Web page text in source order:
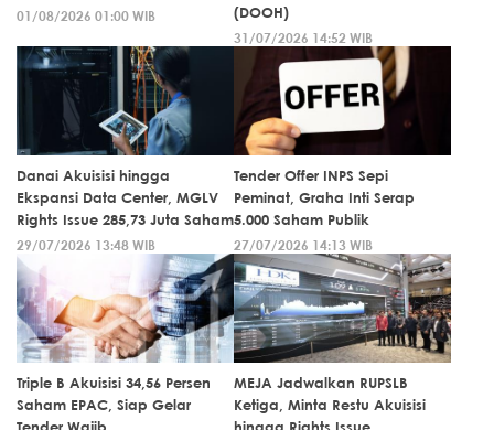
01/08/2026 01:00 WIB
(DOOH)
31/07/2026 14:52 WIB
Danai Akuisisi hingga
Ekspansi Data Center, MGLV
Rights Issue 285,73 Juta Saham
29/07/2026 13:48 WIB
Tender Offer INPS Sepi
Peminat, Graha Inti Serap
5.000 Saham Publik
27/07/2026 14:13 WIB
Triple B Akuisisi 34,56 Persen
Saham EPAC, Siap Gelar
Tender Wajib
MEJA Jadwalkan RUPSLB
Ketiga, Minta Restu Akuisisi
hingga Rights Issue